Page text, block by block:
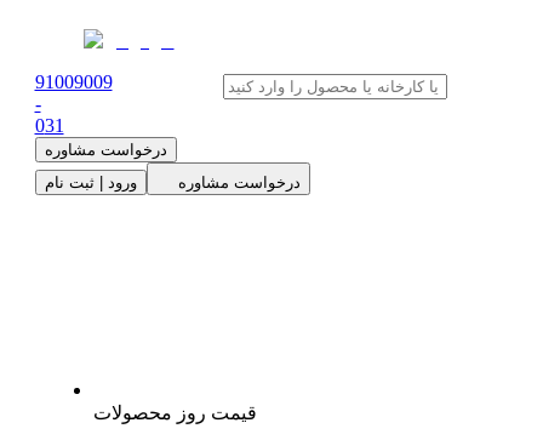
91009009
-
031
درخواست مشاوره
ورود | ثبت نام
درخواست مشاوره
قیمت روز محصولات